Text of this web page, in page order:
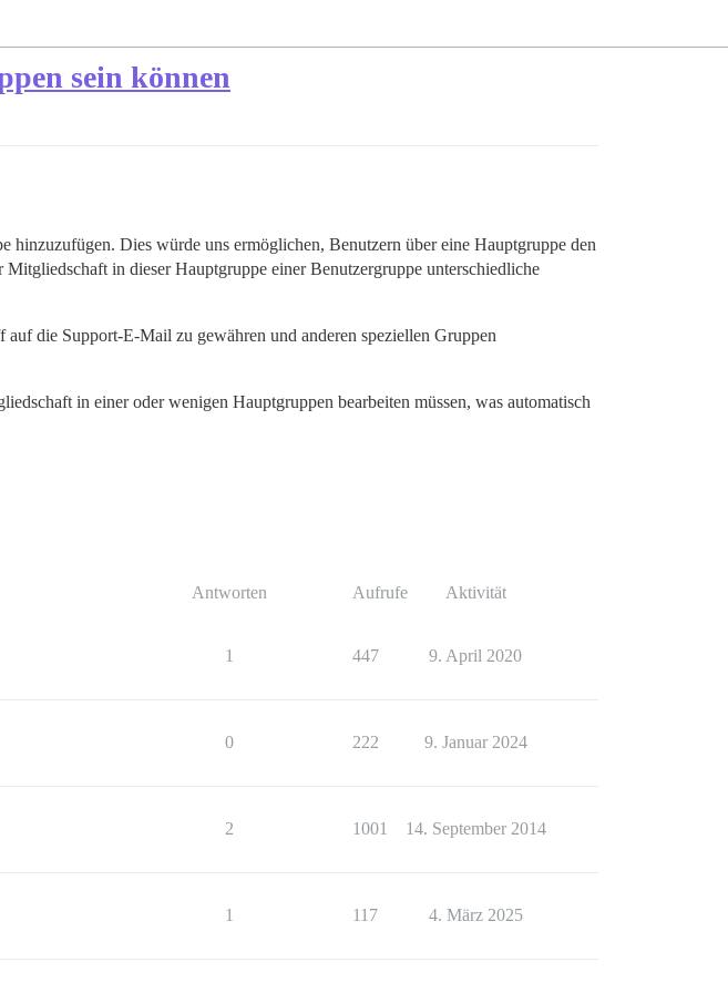
sein können
Dies würde uns ermöglichen, Benutzern über eine Hauptgruppe den
in dieser Hauptgruppe einer Benutzergruppe unterschiedliche
die Support-E-Mail zu gewähren und anderen speziellen Gruppen
in einer oder wenigen Hauptgruppen bearbeiten müssen, was automatisch
Antworten Aufrufe Aktivität
1 447 9. April 2020
0 222 9. Januar 2024
2 1001 14. September 2014
1 117 4. März 2025